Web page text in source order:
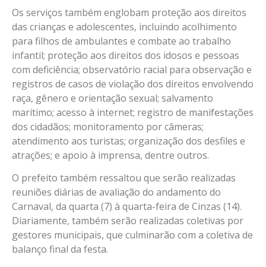
Os serviços também englobam proteção aos direitos
das crianças e adolescentes, incluindo acolhimento
para filhos de ambulantes e combate ao trabalho
infantil; proteção aos direitos dos idosos e pessoas
com deficiência; observatório racial para observação e
registros de casos de violação dos direitos envolvendo
raça, gênero e orientação sexual; salvamento
marítimo; acesso à internet; registro de manifestações
dos cidadãos; monitoramento por câmeras;
atendimento aos turistas; organização dos desfiles e
atrações; e apoio à imprensa, dentre outros.
O prefeito também ressaltou que serão realizadas
reuniões diárias de avaliação do andamento do
Carnaval, da quarta (7) à quarta-feira de Cinzas (14).
Diariamente, também serão realizadas coletivas por
gestores municipais, que culminarão com a coletiva de
balanço final da festa.